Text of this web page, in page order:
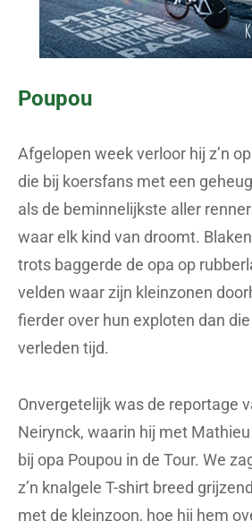
Poupou
Afgelopen week verloor hij z’n
die bij koersfans met een
als de beminnelijkste aller
waar elk kind van droomt.
trots baggerde de opa op
velden waar zijn kleinzonen
fierder over hun exploten dan
verleden tijd.
Onvergetelijk was de reportage
Neirynck, waarin hij met
bij opa Poupou in de Tour. We
z’n knalgele T-shirt breed
met de kleinzoon, hoe hij hem